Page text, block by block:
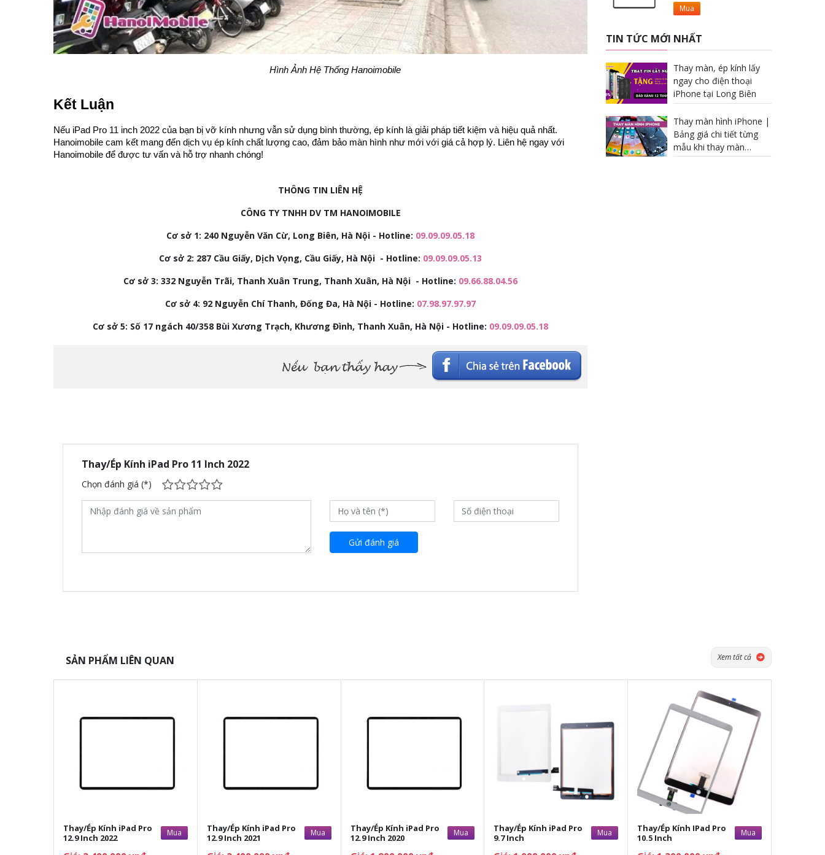
Hình Ảnh Hệ Thống Hanoimobile
Kết Luận
Nếu iPad Pro 11 inch 2022 của bạn bị vỡ kính nhưng vẫn sử dụng bình thường, ép kính là giải pháp tiết kiệm và hiệu quả nhất.
Hanoimobile cam kết mang đến dịch vụ ép kính chất lượng cao, đảm bảo màn hình như mới với giá cả hợp lý. Liên hệ ngay với
Hanoimobile để được tư vấn và hỗ trợ nhanh chóng!
THÔNG TIN LIÊN HỆ
CÔNG TY TNHH DV TM HANOIMOBILE
Cơ sở 1: 240 Nguyễn Văn Cừ, Long Biên, Hà Nội - Hotline: 09.09.09.05.18
Cơ sở 2: 287 Cầu Giấy, Dịch Vọng, Cầu Giấy, Hà Nội - Hotline: 09.09.09.05.13
Cơ sở 3: 332 Nguyễn Trãi, Thanh Xuân Trung, Thanh Xuân, Hà Nội - Hotline: 09.66.88.04.56
Cơ sở 4: 92 Nguyễn Chí Thanh, Đống Đa, Hà Nội - Hotline: 07.98.97.97.97
Cơ sở 5: Số 17 ngách 40/358 Bùi Xương Trạch, Khương Đình, Thanh Xuân, Hà Nội - Hotline: 09.09.09.05.18
Thay/Ép Kính iPad Pro 11 Inch 2022
Chọn đánh giá (*)
Gửi đánh giá
Mua
TIN TỨC MỚI NHẤT
Thay màn, ép kính lấy
ngay cho điện thoại
iPhone tại Long Biên
Thay màn hình iPhone |
Bảng giá chi tiết từng
mẫu khi thay màn
iPhone
SẢN PHẨM LIÊN QUAN Xem tất cả
Thay/Ép Kính iPad Pro
12.9 Inch 2022
Mua
Thay/Ép Kính iPad Pro
12.9 Inch 2021
Mua
Thay/Ép Kính iPad Pro
12.9 Inch 2020
Mua
Thay/Ép Kính iPad Pro
9.7 Inch
Mua
Thay/Ép Kính IPad Pro
10.5 Inch
Mua